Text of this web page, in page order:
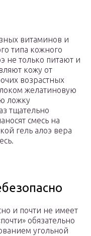
витаминов и
типа кожного
не только питают и
кожу от
возрастных
желатиновую
ложку
тщательно
смесь на
гель алоэ вера
и почти не имеет
обязательно
угольной